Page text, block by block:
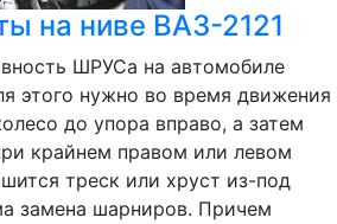
на ниве ВАЗ-2121
ШРУСа на автомобиле
этого нужно во время движения
до упора вправо, а затем
крайнем правом или левом
треск или хруст из-под
замена шарниров. Причем